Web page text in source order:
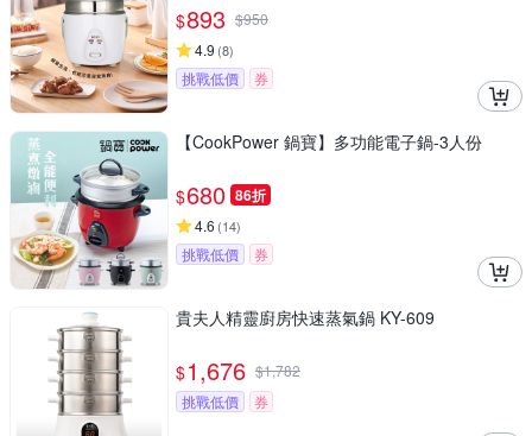
$893 $950
4.9 (8)
挑戰低價 券
【CookPower 鍋寶】多功能電子鍋-3人份
$680 86折
4.6 (14)
挑戰低價 券
貴夫人精靈廚房快速蒸氣鍋 KY-609
$1,676 $1,782
挑戰低價
券